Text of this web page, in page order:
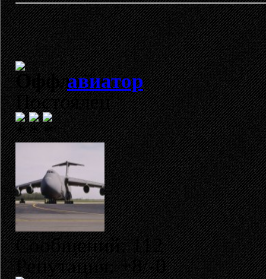
авиатор
Постоялец
Сообщений: 112
Репутация: +8/-0